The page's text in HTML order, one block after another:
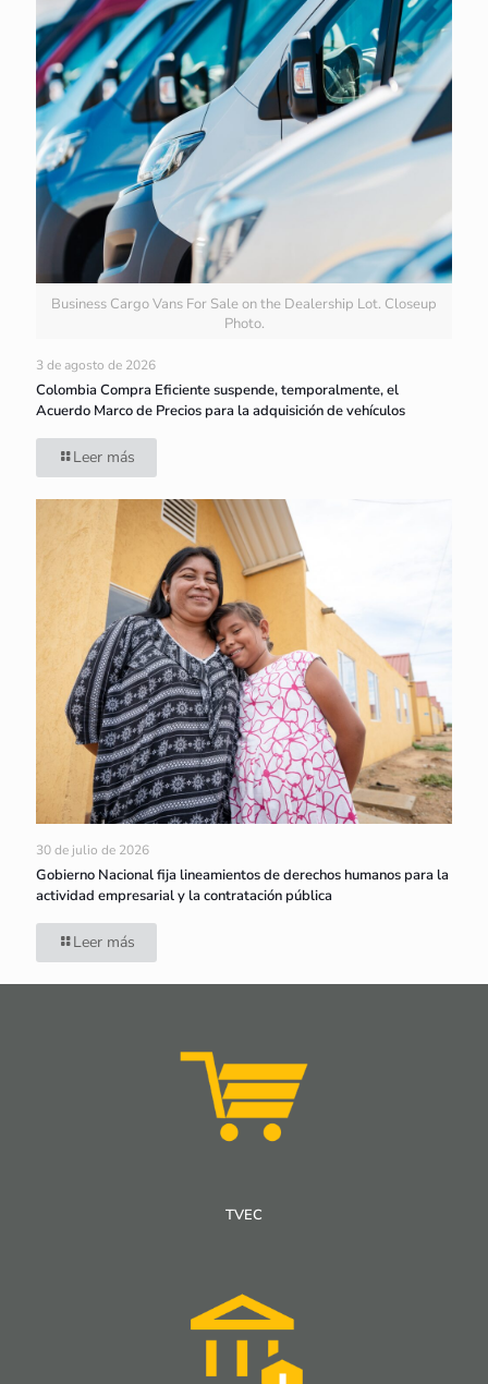
Business Cargo Vans For Sale on the Dealership Lot. Closeup
Photo.
3 de agosto de 2026
Colombia Compra Eficiente suspende, temporalmente, el
Acuerdo Marco de Precios para la adquisición de vehículos
Leer más
30 de julio de 2026
Gobierno Nacional fija lineamientos de derechos humanos para la
actividad empresarial y la contratación pública
Leer más
TVEC